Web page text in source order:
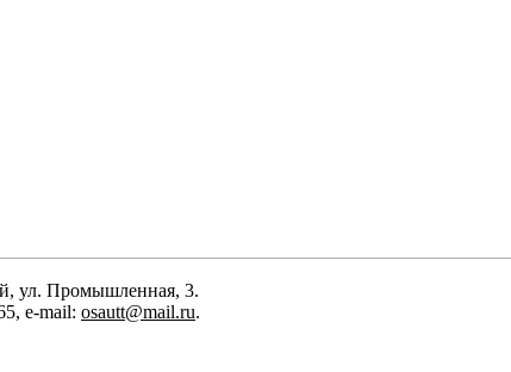
ул. Промышленная, 3.
e-mail: osautt@mail.ru.